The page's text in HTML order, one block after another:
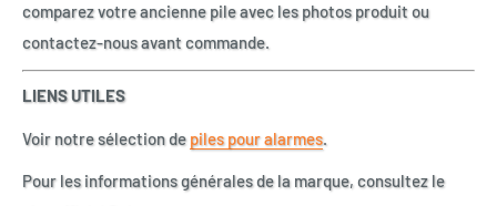
comparez votre ancienne pile avec les photos produit ou
contactez-nous avant commande.
LIENS UTILES
Voir notre sélection de piles pour alarmes.
Pour les informations générales de la marque, consultez le